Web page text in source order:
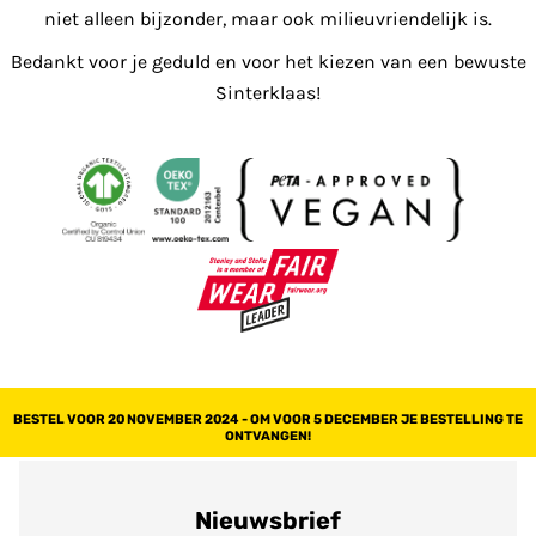
niet alleen bijzonder, maar ook milieuvriendelijk is.
Bedankt voor je geduld en voor het kiezen van een bewuste
Sinterklaas!
BESTEL VOOR 20 NOVEMBER 2024 - OM VOOR 5 DECEMBER JE BESTELLING TE
ONTVANGEN!
Nieuwsbrief